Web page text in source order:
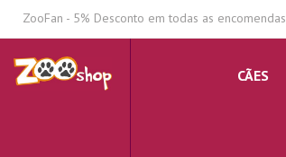
ZooFan - 5% Desconto em todas as encomendas
CÃES